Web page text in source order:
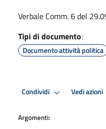
Verbale Comm. 6 del
Tipi di documento:
Documento attività politica
Condividi Vedi azioni
Argomenti: